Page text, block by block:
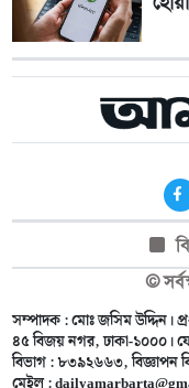
©
সম্পাদক : মোঃ জসিম উদ্দিন।
৪৫ বিজয় নগর, ঢাকা-১০০০।
বিভাগ : ৮৩৯২৬৬৩,